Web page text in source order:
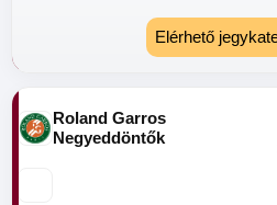
Elérhető
Roland Garros
Negyeddöntők